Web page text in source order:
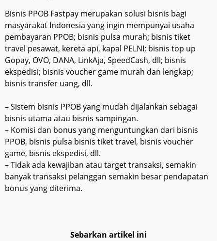
Bisnis PPOB Fastpay merupakan solusi bisnis bagi
masyarakat Indonesia yang ingin mempunyai usaha
pembayaran PPOB; bisnis pulsa murah; bisnis tiket
travel pesawat, kereta api, kapal PELNI; bisnis top up
Gopay, OVO, DANA, LinkAja, SpeedCash, dll; bisnis
ekspedisi; bisnis voucher game murah dan lengkap;
bisnis transfer uang, dll.
– Sistem bisnis PPOB yang mudah dijalankan sebagai
bisnis utama atau bisnis sampingan.
– Komisi dan bonus yang menguntungkan dari bisnis
PPOB, bisnis pulsa bisnis tiket travel, bisnis voucher
game, bisnis ekspedisi, dll.
– Tidak ada kewajiban atau target transaksi, semakin
banyak transaksi pelanggan semakin besar pendapatan
bonus yang diterima.
Sebarkan artikel ini